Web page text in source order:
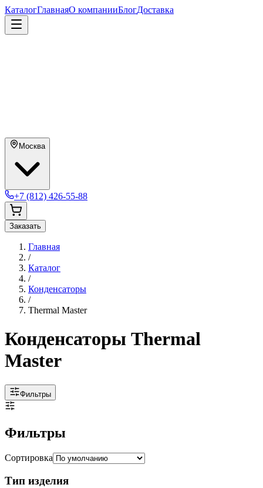
КаталогГлавнаяО компанииБлогДоставка
Москва
+7 (812) 426-55-88
Заказать
Главная
/
Каталог
/
Конденсаторы
/
Thermal Master
Конденсаторы Thermal
Master
Фильтры
Фильтры
Сортировка
Тип изделия